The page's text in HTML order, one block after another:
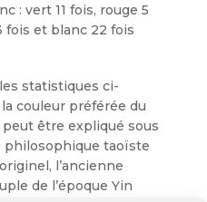
: vert 11 fois, rouge 5
fois et blanc 22 fois
statistiques ci-
couleur préférée du
être expliqué sous
philosophique taoïste
l’ancienne
de l’époque Yin